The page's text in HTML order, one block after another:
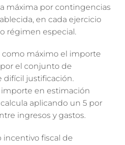
máxima por contingencias
en cada ejercicio
régimen especial.
como máximo el importe
el conjunto de
difícil justificación.
en estimación
aplicando un 5 por
ingresos y gastos.
fiscal de